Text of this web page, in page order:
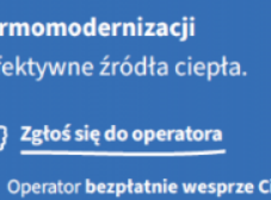
patriotyzmu - 100
Święto nowoczesnego patriotyzmu -